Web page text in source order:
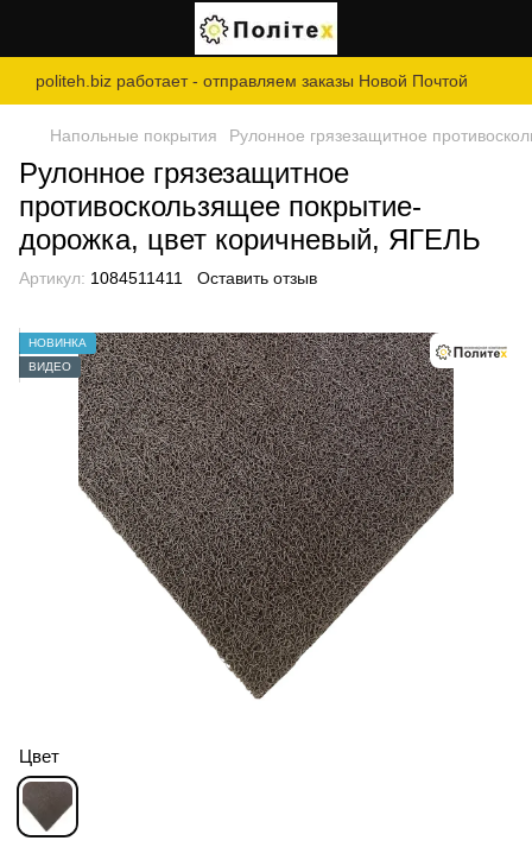
politeh.biz работает - отправляем заказы Новой Почтой
Напольные покрытия Рулонное грязезащитное
Рулонное грязезащитное
противоскользящее покрытие-
дорожка, цвет коричневый, ЯГЕЛЬ
Артикул: 1084511411 Оставить отзыв
НОВИНКА
ВИДЕО
Цвет